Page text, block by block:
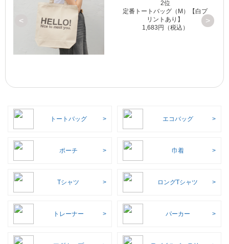
<
3位
ポップ！トートライト
2,145円（税込）
>
トートバッグ エコバッグ
ポーチ 巾着
Tシャツ ロングTシャツ
トレーナー パーカー